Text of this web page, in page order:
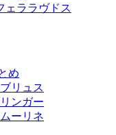
ェララヴドス
め
リュス
ンガー
ーリネ